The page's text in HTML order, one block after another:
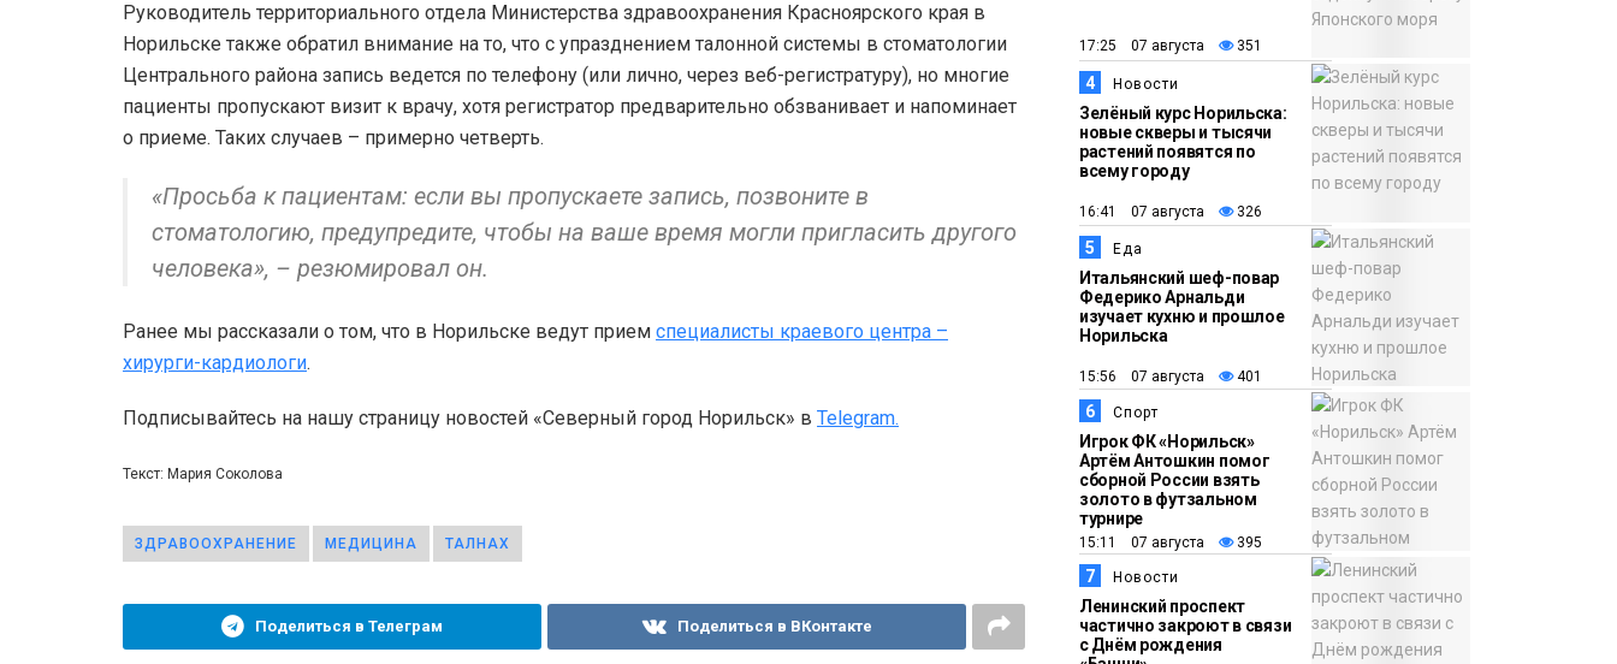
Руководитель территориального отдела Министерства здравоохранения Красноярского края в
Норильске также обратил внимание на то, что с упразднением талонной системы в стоматологии
Центрального района запись ведется по телефону (или лично, через веб-регистратуру), но многие
пациенты пропускают визит к врачу, хотя регистратор предварительно обзванивает и напоминает
о приеме. Таких случаев – примерно четверть.
«Просьба к пациентам: если вы пропускаете запись, позвоните в
стоматологию, предупредите, чтобы на ваше время могли пригласить другого
человека», – резюмировал он.
Ранее мы рассказали о том, что в Норильске ведут прием специалисты краевого центра –
хирурги-кардиологи.
Подписывайтесь на нашу страницу новостей «Северный город Норильск» в Telegram.
Текст: Мария Соколова
ЗДРАВООХРАНЕНИЕ МЕДИЦИНА ТАЛНАХ
Поделиться в Телеграм Поделиться в ВКонтакте
Общество
Как в Норильске
помогают женщинам
из исправительного
центра
адаптироваться к
жизни
17:25 07 августа 351
4 Новости
Зелёный курс Норильска:
новые скверы и тысячи
растений появятся по
всему городу
16:41 07 августа 326
5 Еда
Итальянский шеф-повар
Федерико Арнальди
изучает кухню и прошлое
Норильска
15:56 07 августа 401
6 Спорт
Игрок ФК «Норильск»
Артём Антошкин помог
сборной России взять
золото в футзальном
турнире
15:11 07 августа 395
7 Новости
Ленинский проспект
частично закроют в связи
с Днём рождения